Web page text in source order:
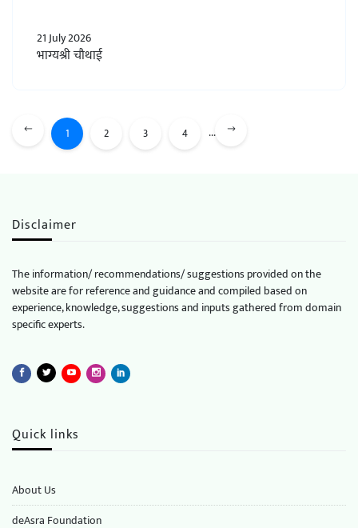
21 July 2026
भाग्यश्री चौथाई
1 2 3 4 ...
Disclaimer
The information/ recommendations/ suggestions provided on the
website are for reference and guidance and compiled based on
experience, knowledge, suggestions and inputs gathered from domain
specific experts.
Quick links
About Us
deAsra Foundation